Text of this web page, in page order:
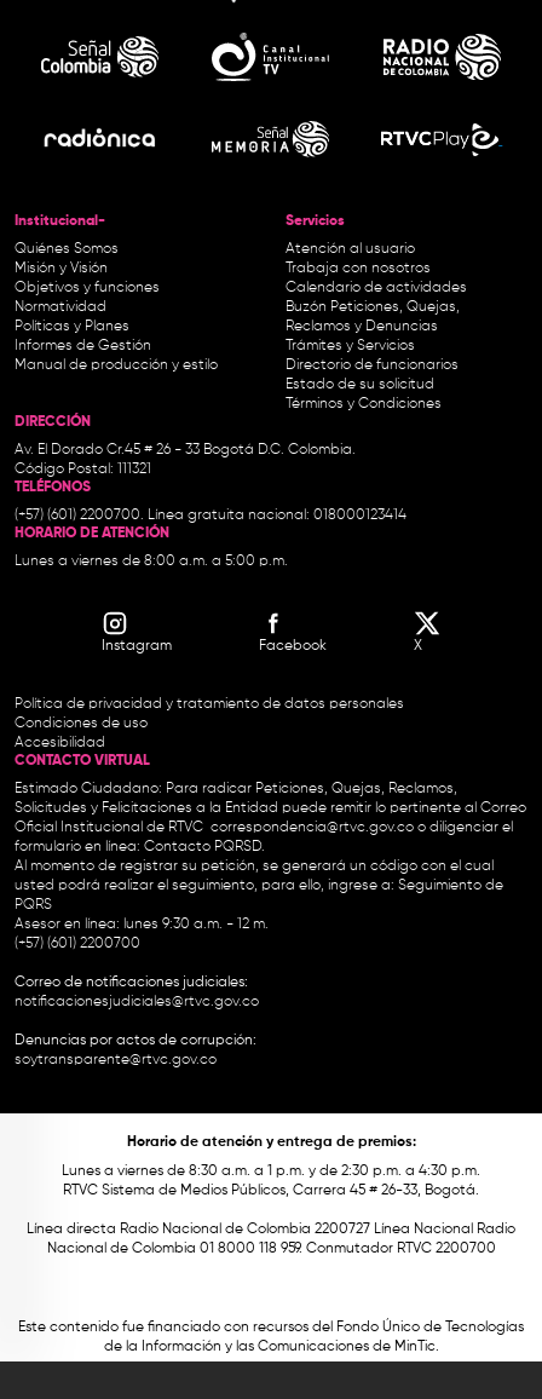
Institucional-
Quiénes Somos
Misión y Visión
Objetivos y funciones
Normatividad
Políticas y Planes
Informes de Gestión
Manual de producción y estilo
Servicios
Atención al usuario
Trabaja con nosotros
Calendario de actividades
Buzón Peticiones, Quejas,
Reclamos y Denuncias
Trámites y Servicios
Directorio de funcionarios
Estado de su solicitud
Términos y Condiciones
DIRECCIÓN
Av. El Dorado Cr.45 # 26 - 33 Bogotá D.C. Colombia.
Código Postal: 111321
TELÉFONOS
(+57) (601) 2200700. Línea gratuita nacional: 018000123414
HORARIO DE ATENCIÓN
Lunes a viernes de 8:00 a.m. a 5:00 p.m.
Instagram Facebook X
Política de privacidad y tratamiento de datos personales
Condiciones de uso
Accesibilidad
CONTACTO VIRTUAL
Estimado Ciudadano: Para radicar Peticiones, Quejas, Reclamos,
Solicitudes y Felicitaciones a la Entidad puede remitir lo pertinente al Correo
Oficial Institucional de RTVC correspondencia@rtvc.gov.co o diligenciar el
formulario en línea: Contacto PQRSD.
Al momento de registrar su petición, se generará un código con el cual
usted podrá realizar el seguimiento, para ello, ingrese a: Seguimiento de
PQRS
Asesor en línea: lunes 9:30 a.m. - 12 m.
(+57) (601) 2200700
Correo de notificaciones judiciales:
notificacionesjudiciales@rtvc.gov.co
Denuncias por actos de corrupción:
soytransparente@rtvc.gov.co
Horario de atención y entrega de premios:
Lunes a viernes de 8:30 a.m. a 1 p.m. y de 2:30 p.m. a 4:30 p.m.
RTVC Sistema de Medios Públicos, Carrera 45 # 26-33, Bogotá.
Línea directa Radio Nacional de Colombia 2200727 Línea Nacional Radio
Nacional de Colombia 01 8000 118 959. Conmutador RTVC 2200700
Este contenido fue financiado con recursos del Fondo Único de Tecnologías
de la Información y las Comunicaciones de MinTic.